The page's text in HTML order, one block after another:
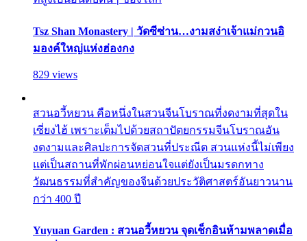
Tsz Shan Monastery | วัดซีซ่าน…งามสง่าเจ้าแม่กวนอิ
มองค์ใหญ่แห่งฮ่องกง
829 views
สวนอวี้หยวน คือหนึ่งในสวนจีนโบราณที่งดงามที่สุดใน
เซี่ยงไฮ้ เพราะเต็มไปด้วยสถาปัตยกรรมจีนโบราณอัน
งดงามและศิลปะการจัดสวนที่ประณีต สวนแห่งนี้ไม่เพียง
แต่เป็นสถานที่พักผ่อนหย่อนใจแต่ยังเป็นมรดกทาง
วัฒนธรรมที่สำคัญของจีนด้วยประวัติศาสตร์อันยาวนาน
กว่า 400 ปี
Yuyuan Garden : สวนอวี้หยวน จุดเช็กอินห้ามพลาดเมื่อ